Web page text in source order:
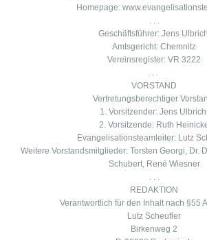
Homepage:
. . .
Geschäftsführer: Jens
Amtsgericht: Chemnitz
Vereinsregister: VR 3222
. . .
VORSTAND
Vertretungsberechtiger
1. Vorsitzender: Jens
2. Vorsitzende: Ruth
Evangelisationsteamleiter: Lutz
Weitere Vorstandsmitglieder: Torsten Georgi, Dr.
Schubert, René Wiesner
. . .
REDAKTION
Verantwortlich für den Inhalt nach §55
Lutz Scheufler
Birkenweg 2